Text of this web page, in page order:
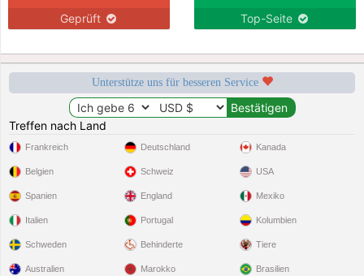
Geprüft Top-Seite
Unterstütze uns für besseren Service
Treffen nach Land
Frankreich
Belgien
Spanien
Italien
Schweden
Deutschland
Schweiz
England
Portugal
Behinderte
Kanada
USA
Mexiko
Kolumbien
Tiere
Australien Marokko Brasilien